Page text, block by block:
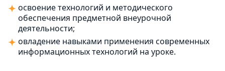
освоение технологий и методического
обеспечения предметной внеурочной
деятельности;
овладение навыками применения современных
информационных технологий на уроке.